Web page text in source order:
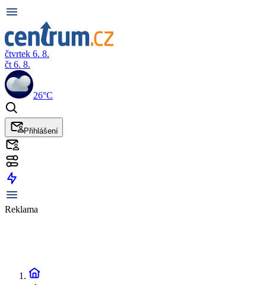
čtvrtek 6. 8.
čt 6. 8.
26°C
Přihlášení
Reklama